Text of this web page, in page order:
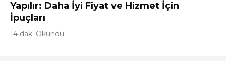
Yapılır: Daha İyi Fiyat ve Hizmet İçin
İpuçları
14 dak. Okundu